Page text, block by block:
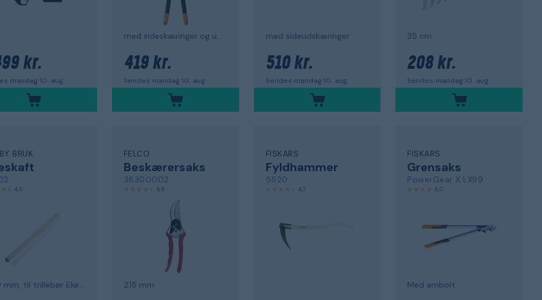
kr.
mandag 10. aug.
med sideskæringer og udvekslingsforhold
419 kr.
Sendes mandag 10. aug.
med sideudskæringer
510 kr.
Sendes mandag 10. aug.
35 cm
208 kr.
Sendes mandag 10. aug.
BRUK
4,5
1450 mm, til trillebør Ekeby
FELCO
Beskærersaks
38300002
4,8
215 mm
FISKARS
Fyldhammer
5520
4,7
FISKARS
Grensaks
PowerGear X LX99
4,0
Med ambolt